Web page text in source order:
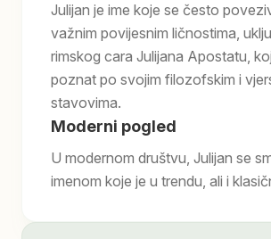
Julijan je ime koje se često
važnim povijesnim ličnostima,
rimskog cara Julijana Apostatu,
poznat po svojim filozofskim i
stavovima.
Moderni pogled
U modernom društvu, Julijan se
imenom koje je u trendu, ali i